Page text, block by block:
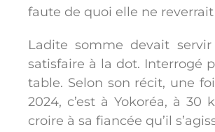
faute de quoi elle ne
Ladite somme devait
satisfaire à la dot. Interrogé
table. Selon son récit, une
2024, c’est à Yokoréa, à 30
croire à sa fiancée qu’il